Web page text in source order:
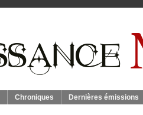
Chroniques Dernières émissions